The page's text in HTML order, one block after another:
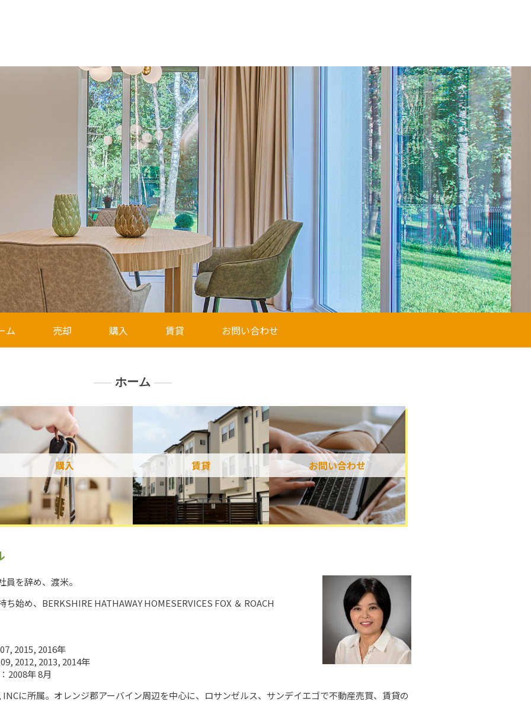
ム 売却 購入 賃貸 お問い合わせ
ホーム
購入 賃貸 お問い合わせ
を辞め、渡米。
始め、BERKSHIRE HATHAWAY HOMESERVICES FOX ＆ ROACH
2015, 2016年
2012, 2013, 2014年
2008年 8月
INCに所属。オレンジ郡アーバイン周辺を中心に、ロサンゼルス、サンデイエゴで不動産売買、賃貸の